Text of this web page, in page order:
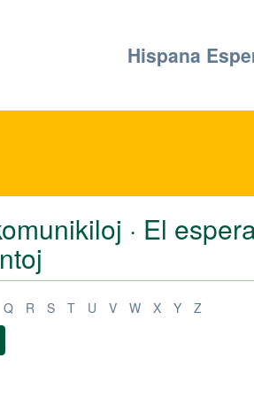
Hispana
· El
Q R S T U V W X Y
Z